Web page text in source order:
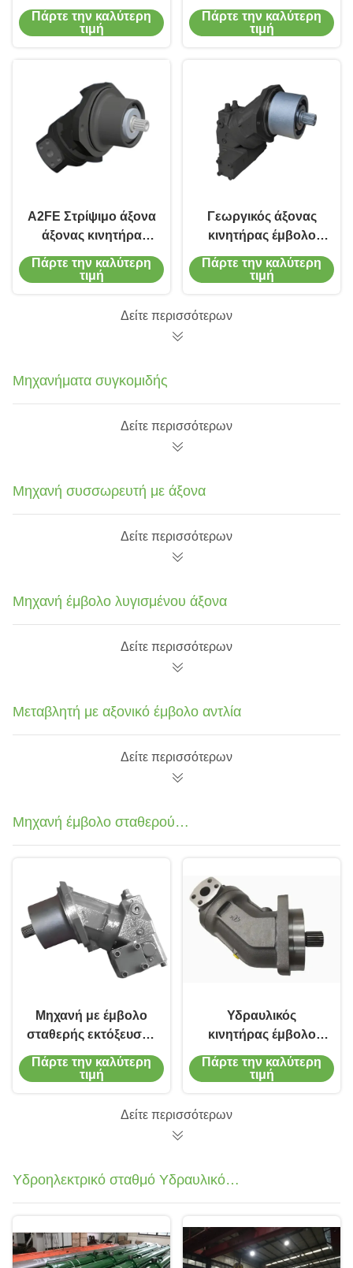
Υδραυλικός άξονας
έμβολο 107cc για
Πάρτε την καλύτερη
τιμή
Στρίφτη Μηχανής
Ανθεκτικός στη
Στρίφματος
Πάρτε την καλύτερη
τιμή
A2FE Στρίψιμο άξονα
άξονας κινητήρα
έμβολο ακριβής
έλεγχος ροής για
Πάρτε την καλύτερη
τιμή
Γεωργικός άξονας
κινητήρας έμβολο
υψηλής ροπής 160cc
για δασικές
Πάρτε την καλύτερη
τιμή
Δείτε περισσότερων
Μηχανήματα συγκομιδής
Δείτε περισσότερων
Μηχανή συσσωρευτή με άξονα
Δείτε περισσότερων
Μηχανή έμβολο λυγισμένου άξονα
Δείτε περισσότερων
Μεταβλητή με αξονικό έμβολο αντλία
Δείτε περισσότερων
Μηχανή έμβολο σταθερού
διαστήματος
Μηχανή με έμβολο
σταθερής εκτόξευσης
A2FE 400 bar για
κινητά μηχανήματα
Πάρτε την καλύτερη
τιμή
Υδραυλικός
κινητήρας έμβολο
σταθερού διατόπου
200cc για δασικές
Πάρτε την καλύτερη
τιμή
Δείτε περισσότερων
Υδροηλεκτρικό σταθμό Υδραυλικός
κύλινδρος